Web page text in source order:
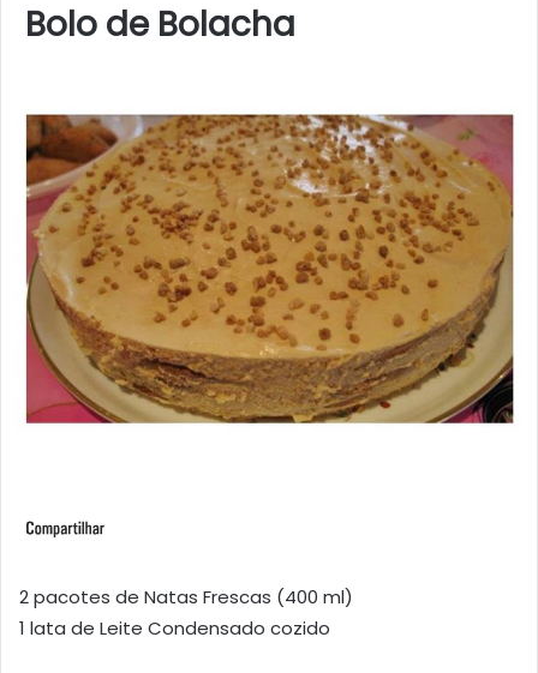
Bolo de Bolacha
2 pacotes de Natas Frescas (400 ml)
1 lata de Leite Condensado cozido